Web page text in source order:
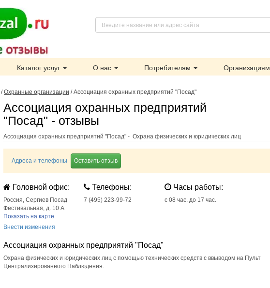
Каталог услуг О нас Потребителям Организациям
/Охранные организации /Ассоциация охранных предприятий "Посад"
Ассоциация охранных предприятий
"Посад" - отзывы
Ассоциация охранных предприятий "Посад" - Охрана физических и юридических лиц
Адреса и телефоны Оставить отзыв
Головной офис:
Россия, Сергиев Посад
Фестивальная, д. 10 А
Показать на карте
Внести изменения
Телефоны:
7 (495) 223-99-72
Часы работы:
с 08 час. до 17 час.
Ассоциация охранных предприятий "Посад"
Охрана физических и юридических лиц с помощью технических средств с ввыводом на Пульт
Централизированного Наблюдения.